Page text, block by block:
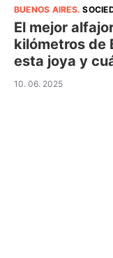
BUENOS AIRES.
El mejor
kilómetros de
esta joya y
10. 06. 2025